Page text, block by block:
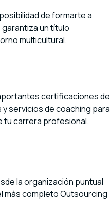
de formarte a
garantiza un título
multicultural.
certificaciones de
servicios de coaching para
tu carrera profesional.
la organización puntual
más completo Outsourcing